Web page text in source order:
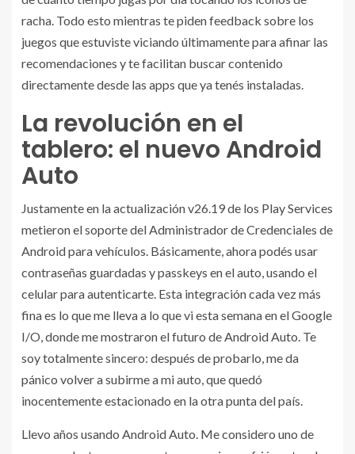
racha. Todo esto mientras te piden feedback sobre los
juegos que estuviste viciando últimamente para afinar las
recomendaciones y te facilitan buscar contenido
directamente desde las apps que ya tenés instaladas.
La revolución en el
tablero: el nuevo Android
Auto
Justamente en la actualización v26.19 de los Play Services
metieron el soporte del Administrador de Credenciales de
Android para vehículos. Básicamente, ahora podés usar
contraseñas guardadas y passkeys en el auto, usando el
celular para autenticarte. Esta integración cada vez más
fina es lo que me lleva a lo que vi esta semana en el Google
I/O, donde me mostraron el futuro de Android Auto. Te
soy totalmente sincero: después de probarlo, me da
pánico volver a subirme a mi auto, que quedó
inocentemente estacionado en la otra punta del país.
Llevo años usando Android Auto. Me considero uno de